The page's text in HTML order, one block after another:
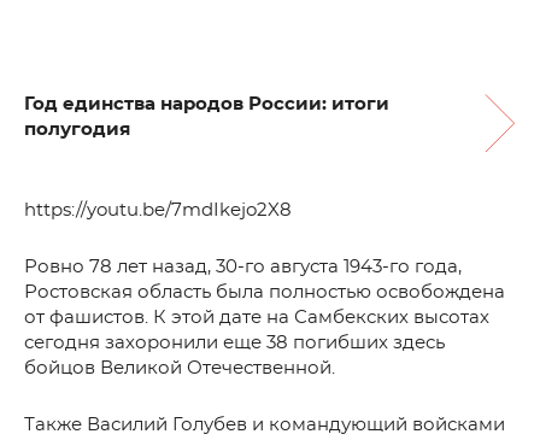
Год единства народов России: итоги
полугодия
https://youtu.be/7mdIkejo2X8
Ровно 78 лет назад, 30-го августа 1943-го года,
Ростовская область была полностью освобождена
от фашистов. К этой дате на Самбекских высотах
сегодня захоронили еще 38 погибших здесь
бойцов Великой Отечественной.
Также Василий Голубев и командующий войсками